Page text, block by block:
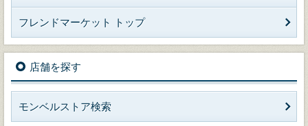
フレンドマーケット トップ
店舗を探す
モンベルストア検索